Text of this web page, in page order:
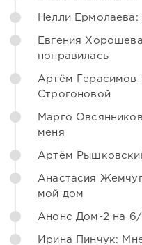
Нелли Ермолаева:
Евгения
понравилась
Артём Герасимов
Строгоновой
Марго
меня
Артём
Анастасия
мой дом
Анонс Дом-2 на
Ирина Пинчук: